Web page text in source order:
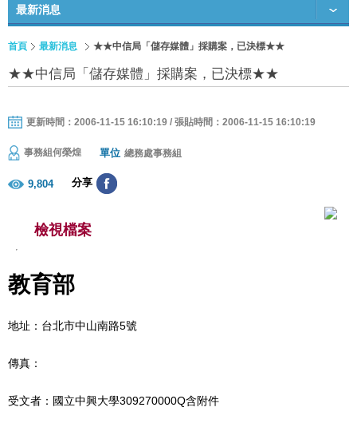
最新消息
首頁 最新消息 ★★中信局「儲存媒體」採購案，已決標★★
★★中信局「儲存媒體」採購案，已決標★★
更新時間：2006-11-15 16:10:19 / 張貼時間：2006-11-15 16:10:19
事務組何榮煌 單位 總務處事務組
9,804 分享
檢視檔案
教育部
地址：台北市中山南路5號
傳真：
受文者：國立中興大學309270000Q含附件